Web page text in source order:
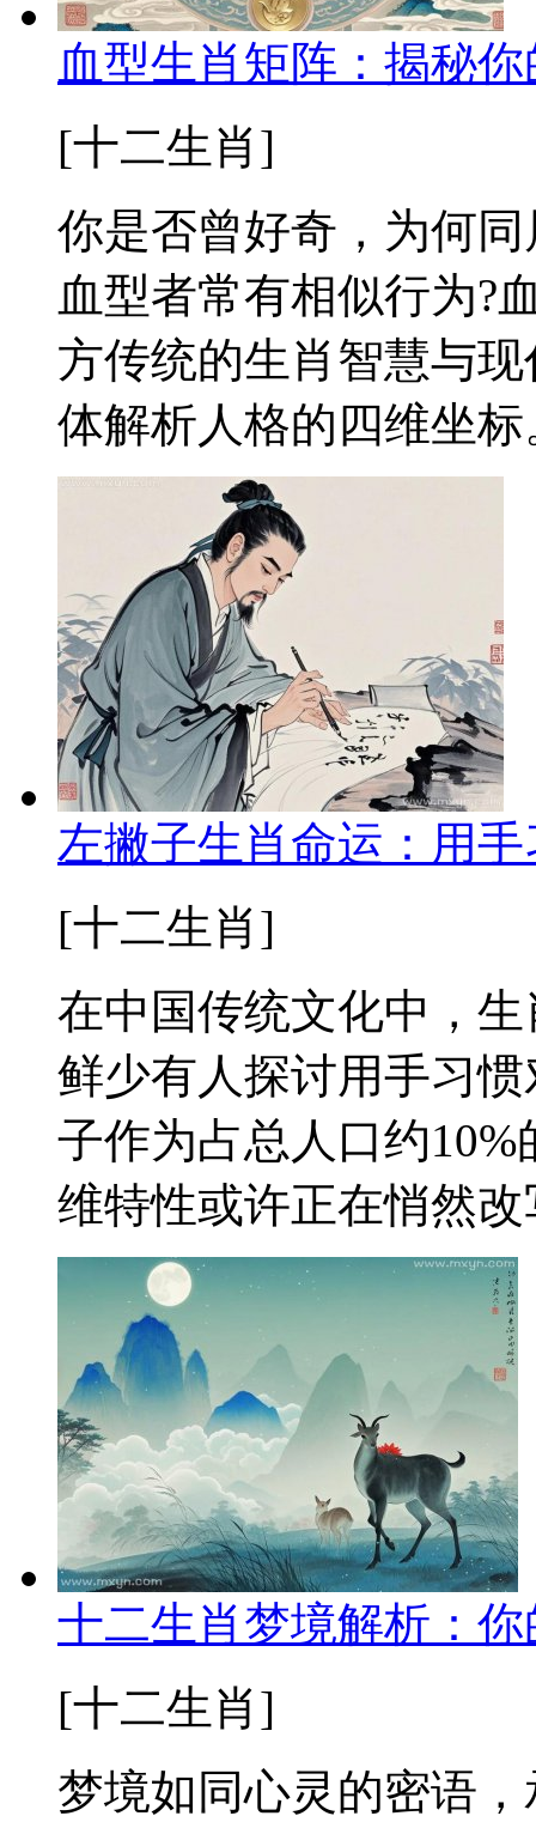
血型生肖矩阵：揭秘
[十二生肖]
你是否曾好奇，为何
血型者常有相似行为?
方传统的生肖智慧与
体解析人格的四维坐
左撇子生肖命运：用
[十二生肖]
在中国传统文化中，
鲜少有人探讨用手习
子作为占总人口约
维特性或许正在悄然
十二生肖梦境解析：
[十二生肖]
梦境如同心灵的密语